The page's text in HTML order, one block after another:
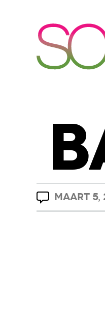
MAART 5,